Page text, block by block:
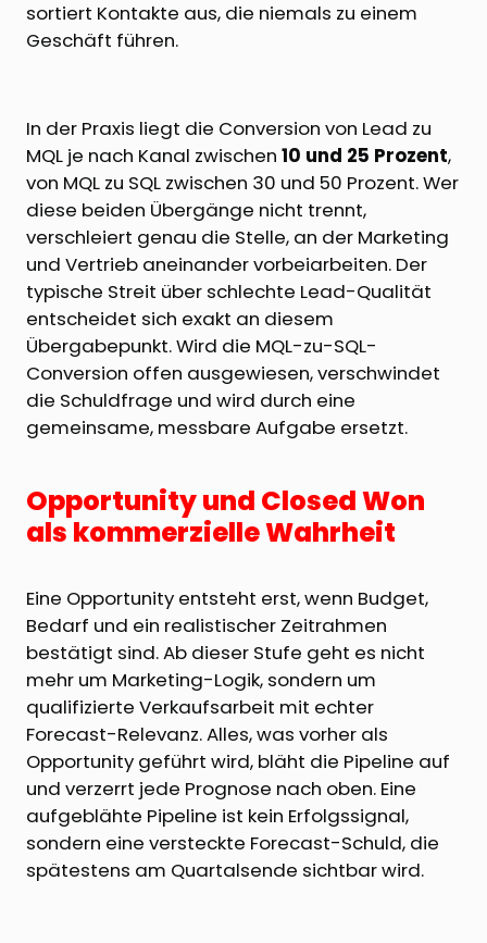
sortiert Kontakte aus, die niemals zu einem
Geschäft führen.
In der Praxis liegt die Conversion von Lead zu
MQL je nach Kanal zwischen 10 und 25 Prozent,
von MQL zu SQL zwischen 30 und 50 Prozent. Wer
diese beiden Übergänge nicht trennt,
verschleiert genau die Stelle, an der Marketing
und Vertrieb aneinander vorbeiarbeiten. Der
typische Streit über schlechte Lead-Qualität
entscheidet sich exakt an diesem
Übergabepunkt. Wird die MQL-zu-SQL-
Conversion offen ausgewiesen, verschwindet
die Schuldfrage und wird durch eine
gemeinsame, messbare Aufgabe ersetzt.
Opportunity und Closed Won
als kommerzielle Wahrheit
Eine Opportunity entsteht erst, wenn Budget,
Bedarf und ein realistischer Zeitrahmen
bestätigt sind. Ab dieser Stufe geht es nicht
mehr um Marketing-Logik, sondern um
qualifizierte Verkaufsarbeit mit echter
Forecast-Relevanz. Alles, was vorher als
Opportunity geführt wird, bläht die Pipeline auf
und verzerrt jede Prognose nach oben. Eine
aufgeblähte Pipeline ist kein Erfolgssignal,
sondern eine versteckte Forecast-Schuld, die
spätestens am Quartalsende sichtbar wird.